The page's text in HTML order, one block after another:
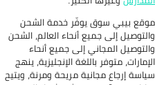
بيبي سوق يوفّر خدمة الشحن
إلى جميع أنحاء العالم، الشحن
المجاني إلى جميع أنحاء
متوفر باللغة الإنجليزية، ينهج
إرجاع مجانية مريحة ومرنة، ويتيح